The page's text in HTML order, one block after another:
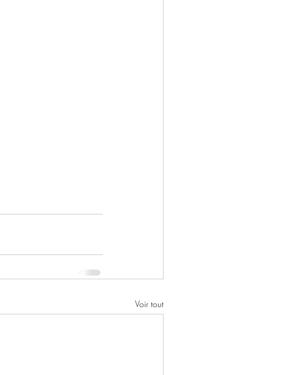
Voir tout